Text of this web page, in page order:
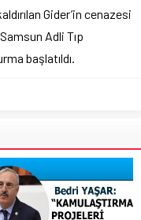
Gider’in cenazesi
Adli Tıp
başlatıldı.